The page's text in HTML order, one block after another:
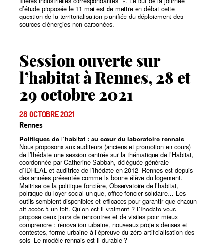
d’étude proposée le 11 mai est de mettre en débat cette
question de la territorialisation planifiée du déploiement des
sources d’énergies non carbonées.
Session ouverte sur
l’habitat à Rennes, 28 et
29 octobre 2021
28 OCTOBRE 2021
Rennes
Politiques de l’habitat : au cœur du laboratoire rennais
Nous proposons aux auditeurs (anciens et promotion en cours)
de l’Ihédate une session centrée sur la thématique de l’Habitat,
coordonnée par Catherine Sabbah, déléguée générale
d’IDHEAL et auditrice de l’Ihédate en 2012. Rennes est depuis
des années présentée comme la bonne élève du logement.
Maitrise de la politique foncière, Observatoire de l’habitat,
politique du loyer social unique, office foncier solidaire… Les
outils semblent disponibles et efficaces pour garantir que chacun
ait accès à un toit. Qu’en est-il vraiment ? L’Ihedate vous
propose deux jours de rencontres et de visites pour mieux
comprendre : rénovation urbaine, nouveaux projets denses et
contestes, forme urbaine à l’épreuve du zéro artificialisation des
sols. Le modèle rennais est-il durable ?